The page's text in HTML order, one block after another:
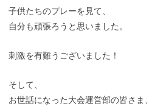
子供たちのプレーを見て、
自分も頑張ろうと思いました。
刺激を有難うございました！
そして、
お世話になった大会運営部の皆さま、